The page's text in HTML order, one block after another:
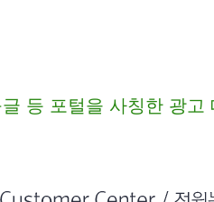
등 포털을 사칭한 광고